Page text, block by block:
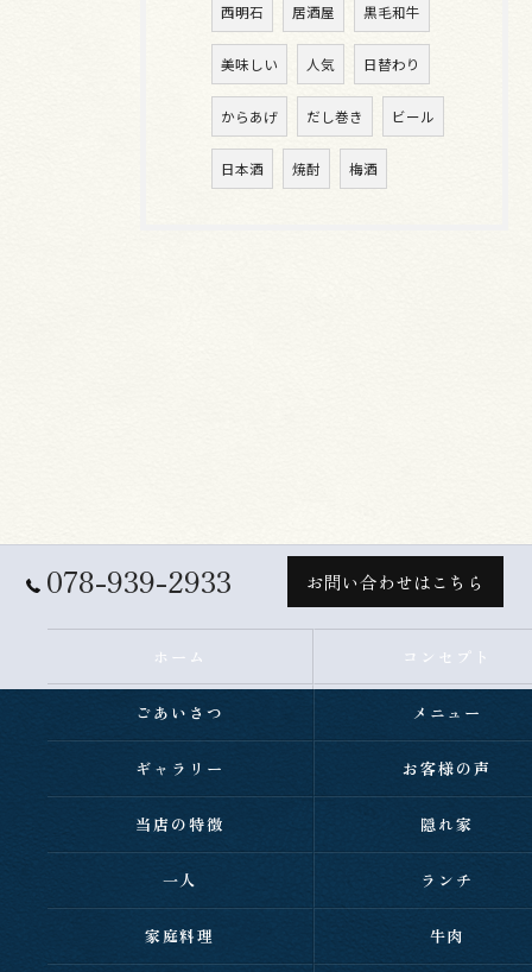
西明石 居酒屋 黒毛和牛
美味しい 人気 日替わり
からあげ だし巻き ビール
日本酒 焼酎 梅酒
078-939-2933 お問い合わせはこちら
ホーム コンセプト
ごあいさつ メニュー
ギャラリー お客様の声
当店の特徴 隠れ家
一人 ランチ
家庭料理 牛肉